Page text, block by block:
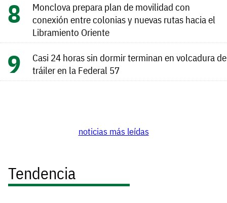
Monclova prepara plan de movilidad con
conexión entre colonias y nuevas rutas hacia el
Libramiento Oriente
Casi 24 horas sin dormir terminan en volcadura de
tráiler en la Federal 57
noticias más leídas
Tendencia